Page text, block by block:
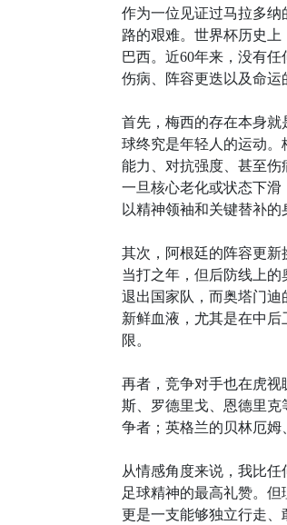
作为一位见证过马拉多纳
路的艰难。世界杯历史
巴西。近60年来，没有
伤病、阵容更迭以及命运
首先，梅西的存在本身就
球终究是年轻人的运动
能力、对抗强度、甚至伤
一旦核心老化或状态下滑
以精神领袖和关键替补的
其次，阿根廷的阵容更新
当打之年，但后防线上
退出国家队，而奥塔门
新鲜血液，尤其是在中
限。
再者，竞争对手也在虎
斯、罗德里戈、恩德里
争者；英格兰的贝林厄姆
从情感角度来说，我比
足球精神的最高礼赞。但
更是一支能够独立行走